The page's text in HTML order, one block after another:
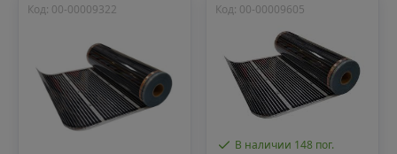
Код: 00-00009322
В наличии 148 пог.
Код: 00-00009605